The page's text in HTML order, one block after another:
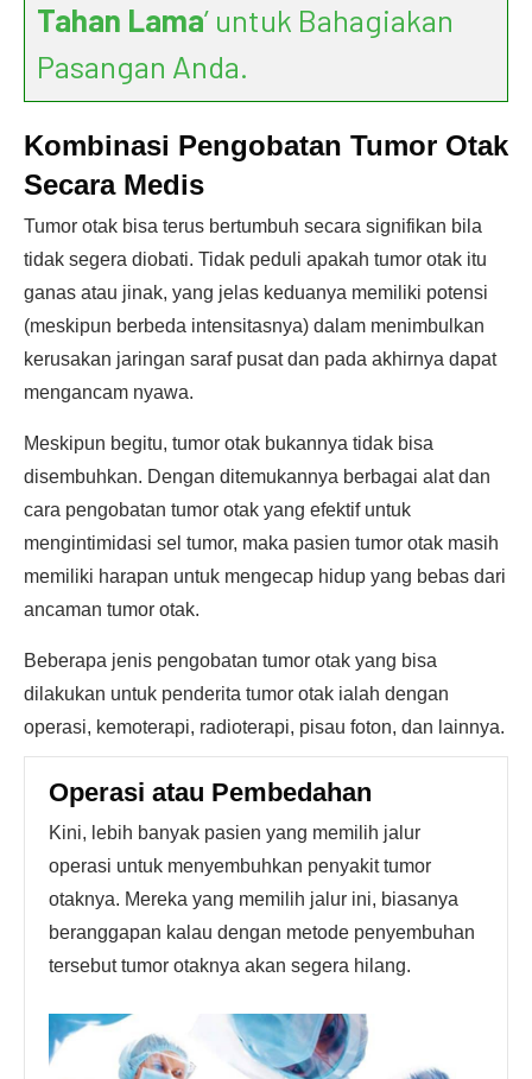
Tahan Lama’ untuk Bahagiakan
Pasangan Anda.
Kombinasi Pengobatan Tumor Otak
Secara Medis
Tumor otak bisa terus bertumbuh secara signifikan bila
tidak segera diobati. Tidak peduli apakah tumor otak itu
ganas atau jinak, yang jelas keduanya memiliki potensi
(meskipun berbeda intensitasnya) dalam menimbulkan
kerusakan jaringan saraf pusat dan pada akhirnya dapat
mengancam nyawa.
Meskipun begitu, tumor otak bukannya tidak bisa
disembuhkan. Dengan ditemukannya berbagai alat dan
cara pengobatan tumor otak yang efektif untuk
mengintimidasi sel tumor, maka pasien tumor otak masih
memiliki harapan untuk mengecap hidup yang bebas dari
ancaman tumor otak.
Beberapa jenis pengobatan tumor otak yang bisa
dilakukan untuk penderita tumor otak ialah dengan
operasi, kemoterapi, radioterapi, pisau foton, dan lainnya.
Operasi atau Pembedahan
Kini, lebih banyak pasien yang memilih jalur
operasi untuk menyembuhkan penyakit tumor
otaknya. Mereka yang memilih jalur ini, biasanya
beranggapan kalau dengan metode penyembuhan
tersebut tumor otaknya akan segera hilang.